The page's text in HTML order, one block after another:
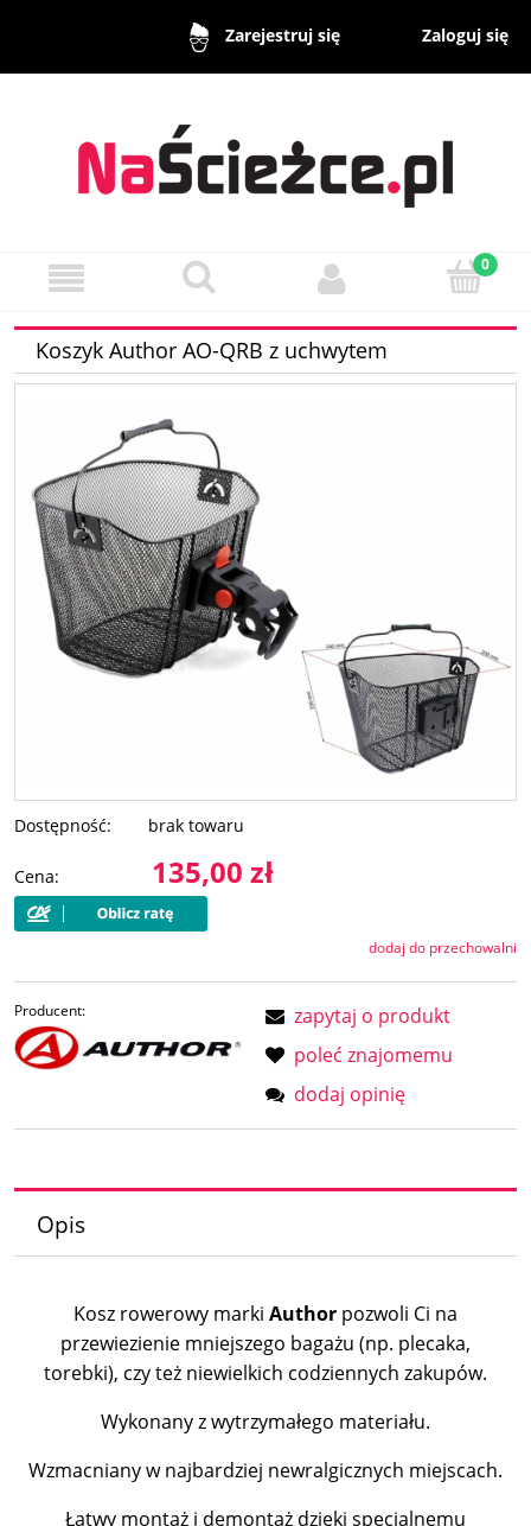
Zarejestruj się Zaloguj się
Koszyk Author AO-QRB z uchwytem
Dostępność: brak towaru
Cena: 135,00 zł
dodaj do przechowalni
Producent:
zapytaj o produkt
poleć znajomemu
dodaj opinię
Opis
Kosz rowerowy marki Author pozwoli Ci na
przewiezienie mniejszego bagażu (np. plecaka,
torebki), czy też niewielkich codziennych zakupów.
Wykonany z wytrzymałego materiału.
Wzmacniany w najbardziej newralgicznych miejscach.
Łatwy montaż i demontaż dzięki specjalnemu